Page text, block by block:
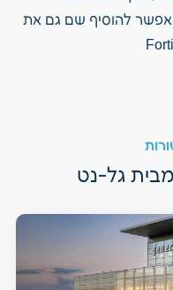
אפשר להוסיף שם גם את
גל-נט